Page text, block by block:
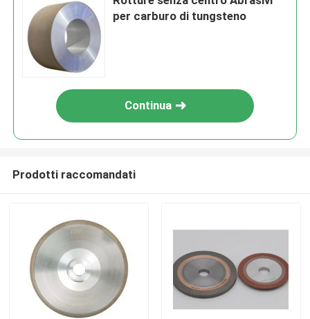
per carburo di tungsteno
Continua
Prodotti raccomandati